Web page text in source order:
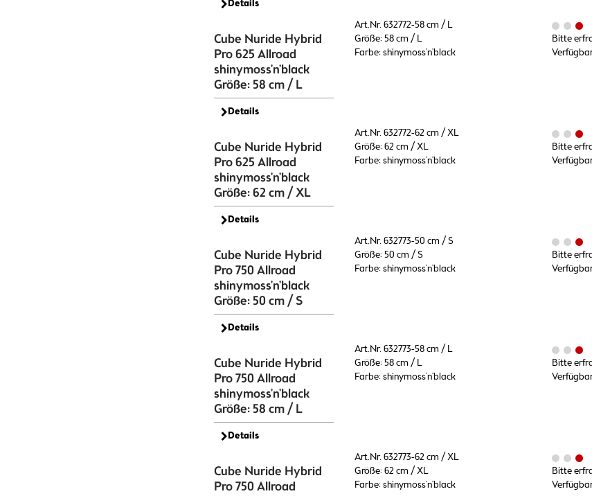
Details
Cube Nuride Hybrid
Pro 625 Allroad
shinymoss'n'black
Größe: 58 cm / L
Details
Art.Nr. 632772-58 cm / L
Größe: 58 cm / L
Farbe: shinymoss'n'black
Bitte
Cube Nuride Hybrid
Pro 625 Allroad
shinymoss'n'black
Größe: 62 cm / XL
Details
Art.Nr. 632772-62 cm / XL
Größe: 62 cm / XL
Farbe: shinymoss'n'black
Bitte
Cube Nuride Hybrid
Pro 750 Allroad
shinymoss'n'black
Größe: 50 cm / S
Details
Art.Nr. 632773-50 cm / S
Größe: 50 cm / S
Farbe: shinymoss'n'black
Bitte
Cube Nuride Hybrid
Pro 750 Allroad
shinymoss'n'black
Größe: 58 cm / L
Details
Art.Nr. 632773-58 cm / L
Größe: 58 cm / L
Farbe: shinymoss'n'black
Bitte
Cube Nuride Hybrid
Pro 750 Allroad
Art.Nr. 632773-62 cm / XL
Größe: 62 cm / XL
Farbe: shinymoss'n'black
Bitte